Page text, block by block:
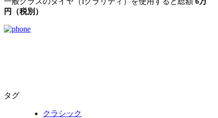
円（税別）
タグ
クラシック